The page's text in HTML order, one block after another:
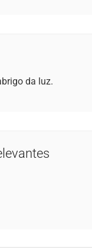
da luz.